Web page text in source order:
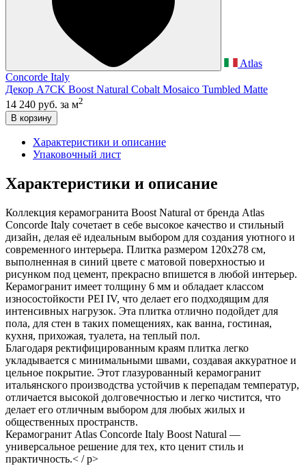
Atlas
Concorde Italy
Декор A7CK Boost Natural Cobalt Mosaico Tumbled Matte
14 240 руб. за м2
В корзину
Характеристики и описание
Упаковочный лист
Характеристики и описание
Коллекция керамогранита Boost Natural от бренда Atlas
Concorde Italy сочетает в себе высокое качество и стильный
дизайн, делая её идеальным выбором для создания уютного и
современного интерьера. Плитка размером 120х278 см,
выполненная в синий цвете с матовой поверхностью и
рисунком под цемент, прекрасно впишется в любой интерьер.
Керамогранит имеет толщину 6 мм и обладает классом
износостойкости PEI IV, что делает его подходящим для
интенсивных нагрузок. Эта плитка отлично подойдет для
пола, для стен в таких помещениях, как ванна, гостиная,
кухня, прихожая, туалета, на теплый пол.
Благодаря ректифицированным краям плитка легко
укладывается с минимальными швами, создавая аккуратное и
цельное покрытие. Этот глазурованный керамогранит
итальянского производства устойчив к перепадам температур,
отличается высокой долговечностью и легко чистится, что
делает его отличным выбором для любых жилых и
общественных пространств.
Керамогранит Atlas Concorde Italy Boost Natural —
универсальное решение для тех, кто ценит стиль и
практичность.< / p>